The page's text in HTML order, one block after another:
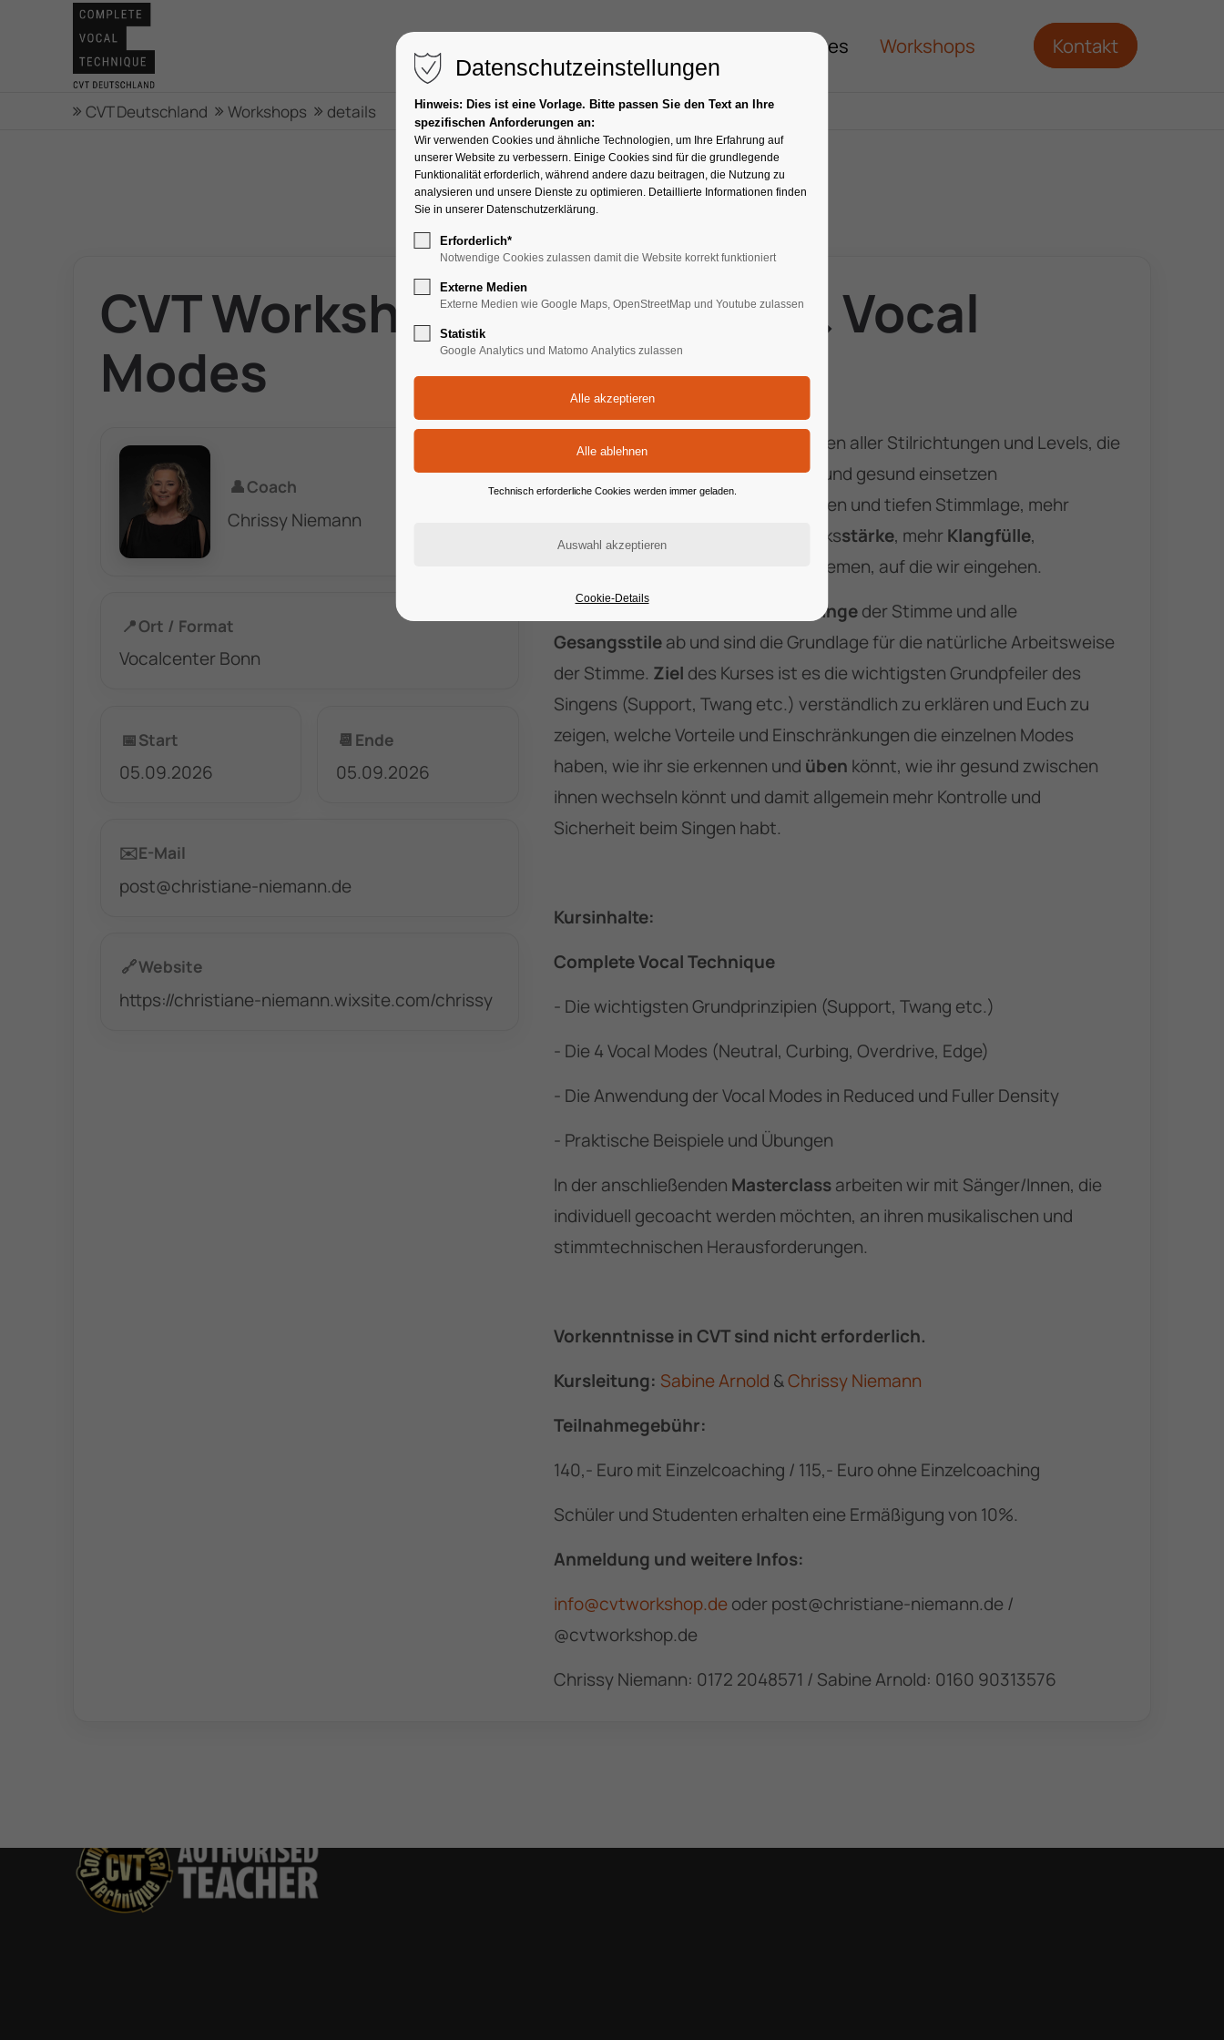
Vocal Coaches Workshops Kontakt
CVT Deutschland Workshops details
CVT Workshop - Einführung & Vocal
Modes
👤Coach
Chrissy Niemann
📍Ort / Format
Vocalcenter Bonn
📅Start
05.09.2026
📆 Ende
05.09.2026
✉️E-Mail
post@christiane-niemann.de
🔗Website
https://christiane-niemann.wixsite.com/chrissy
Dieser Workshop ist für Sänger’Innen aller Stilrichtungen und Levels, die
ihre Stimme besserkontrollieren
und gesund einsetzen
Kräftige Töne
in der hohen und tiefen Stimmlage, mehr
Variation
smöglichkeiten, Ausdrucksstärke, mehrKlangfülle,
sind nur einige der Themen, auf die wir eingehen.
Die4 Vocal Modes alle Klängeder Stimme und alle
Gesangsstileab und sind die Grundlage für die natürliche Arbeitsweise
der Stimme. Ziel des Kurses ist es die wichtigsten Grundpfeiler des
Singens (Support, Twang etc.) verständlich zu erklären und Euch zu
zeigen, welche Vorteile und Einschränkungen die einzelnen Modes
haben, wie ihr sie erkennen und üben könnt, wie ihr gesund zwischen
ihnen wechseln könnt und damit allgemein mehr Kontrolle und
Sicherheit beim Singen habt.
Kursinhalte:
Complete Vocal Technique
- Die wichtigsten Grundprinzipien (Support, Twang etc.)
- Die 4 Vocal Modes (Neutral, Curbing, Overdrive, Edge)
- Die Anwendung der Vocal Modes in Reduced und Fuller Density
- Praktische Beispiele und Übungen
In der anschließenden Masterclassarbeiten wir mit Sänger/Innen, die
individuell gecoacht werden möchten, an ihren musikalischen und
stimmtechnischen Herausforderungen.
Vorkenntnisse in CVT sind nicht erforderlich.
Kursleitung: Sabine Arnold &Chrissy Niemann
Teilnahmegebühr:
140,- Euro mit Einzelcoaching / 115,- Euro ohne Einzelcoaching
Schüler und Studenten erhalten eine Ermäßigung von 10%.
Anmeldung und weitere Infos:
info@cvtworkshop.deoder post@christiane-niemann.de /
@cvtworkshop.de
Chrissy Niemann: 0172 2048571 / Sabine Arnold: 0160 90313576
CVT - Institut
Kopenhagen
Datenschutzeinstellungen
Hinweis: Dies ist eine Vorlage. Bitte passen Sie den Text an Ihre
spezifischen Anforderungen an:
Wir verwenden Cookies und ähnliche Technologien, um Ihre Erfahrung auf
unserer Website zu verbessern. Einige Cookies sind für die grundlegende
Funktionalität erforderlich, während andere dazu beitragen, die Nutzung zu
analysieren und unsere Dienste zu optimieren. Detaillierte Informationen finden
Sie in unserer Datenschutzerklärung.
Erforderlich*
Notwendige Cookies zulassen damit die Website korrekt funktioniert
Externe Medien
Externe Medien wie Google Maps, OpenStreetMap und Youtube zulassen
Statistik
Google Analytics und Matomo Analytics zulassen
Technisch erforderliche Cookies werden immer geladen.
Cookie-Details